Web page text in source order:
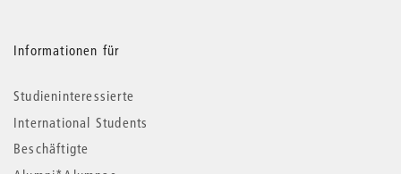
Informationen für
Studieninteressierte
International Students
Beschäftigte